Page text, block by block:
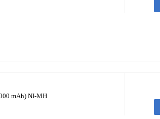
mAh) NI-MH